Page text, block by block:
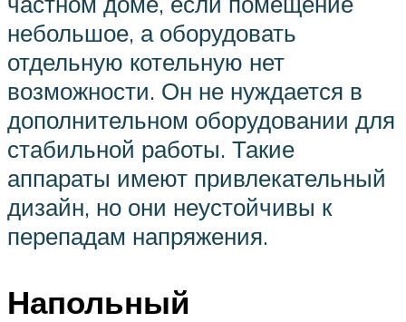
небольшое, а оборудовать
отдельную котельную нет
возможности. Он не нуждается в
дополнительном оборудовании для
стабильной работы. Такие
аппараты имеют привлекательный
дизайн, но они неустойчивы к
перепадам напряжения.
Напольный